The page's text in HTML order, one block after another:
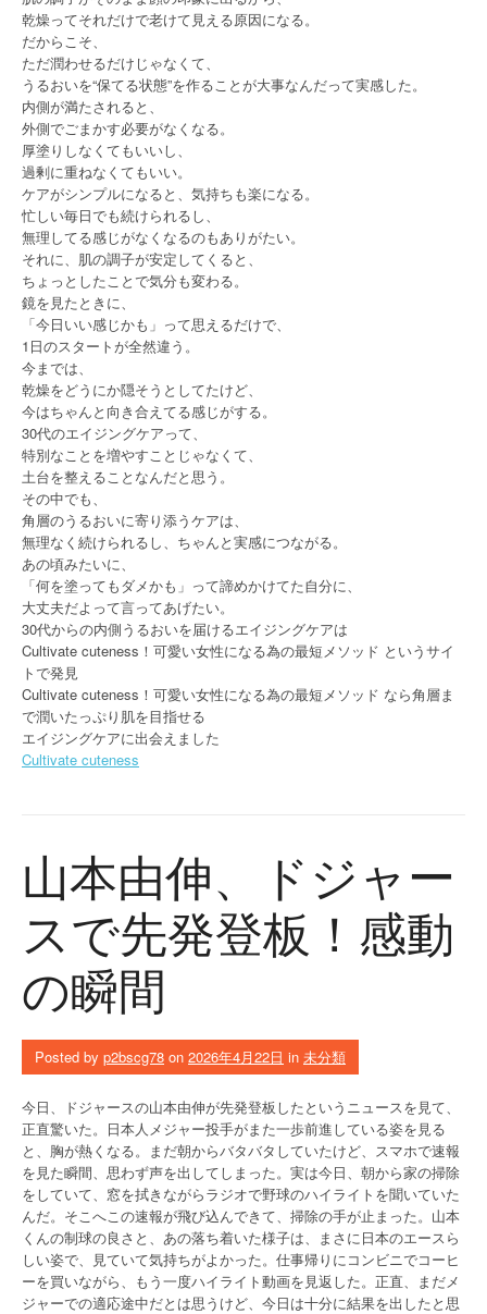
乾燥ってそれだけで老けて見える原因になる。
だからこそ、
ただ潤わせるだけじゃなくて、
うるおいを“保てる状態”を作ることが大事なんだって実感した。
内側が満たされると、
外側でごまかす必要がなくなる。
厚塗りしなくてもいいし、
過剰に重ねなくてもいい。
ケアがシンプルになると、気持ちも楽になる。
忙しい毎日でも続けられるし、
無理してる感じがなくなるのもありがたい。
それに、肌の調子が安定してくると、
ちょっとしたことで気分も変わる。
鏡を見たときに、
「今日いい感じかも」って思えるだけで、
1日のスタートが全然違う。
今までは、
乾燥をどうにか隠そうとしてたけど、
今はちゃんと向き合えてる感じがする。
30代のエイジングケアって、
特別なことを増やすことじゃなくて、
土台を整えることなんだと思う。
その中でも、
角層のうるおいに寄り添うケアは、
無理なく続けられるし、ちゃんと実感につながる。
あの頃みたいに、
「何を塗ってもダメかも」って諦めかけてた自分に、
大丈夫だよって言ってあげたい。
30代からの内側うるおいを届けるエイジングケアは
Cultivate cuteness！可愛い女性になる為の最短メソッド というサイ
トで発見
Cultivate cuteness！可愛い女性になる為の最短メソッド なら角層ま
で潤いたっぷり肌を目指せる
エイジングケアに出会えました
Cultivate cuteness
山本由伸、ドジャー
スで先発登板！感動
の瞬間
Posted by p2bscg78 on 2026年4月22日 in 未分類
今日、ドジャースの山本由伸が先発登板したというニュースを見て、
正直驚いた。日本人メジャー投手がまた一歩前進している姿を見る
と、胸が熱くなる。まだ朝からバタバタしていたけど、スマホで速報
を見た瞬間、思わず声を出してしまった。実は今日、朝から家の掃除
をしていて、窓を拭きながらラジオで野球のハイライトを聞いていた
んだ。そこへこの速報が飛び込んできて、掃除の手が止まった。山本
くんの制球の良さと、あの落ち着いた様子は、まさに日本のエースら
しい姿で、見ていて気持ちがよかった。仕事帰りにコンビニでコーヒ
ーを買いながら、もう一度ハイライト動画を見返した。正直、まだメ
ジャーでの適応途中だとは思うけど、今日は十分に結果を出したと思